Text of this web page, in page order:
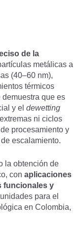
de la
metálicas a
(40–60 nm),
térmicos
que es
y el dewetting
ni ciclos
procesamiento y
escalamiento.
la obtención de
con aplicaciones
funcionales y
para el
en Colombia,